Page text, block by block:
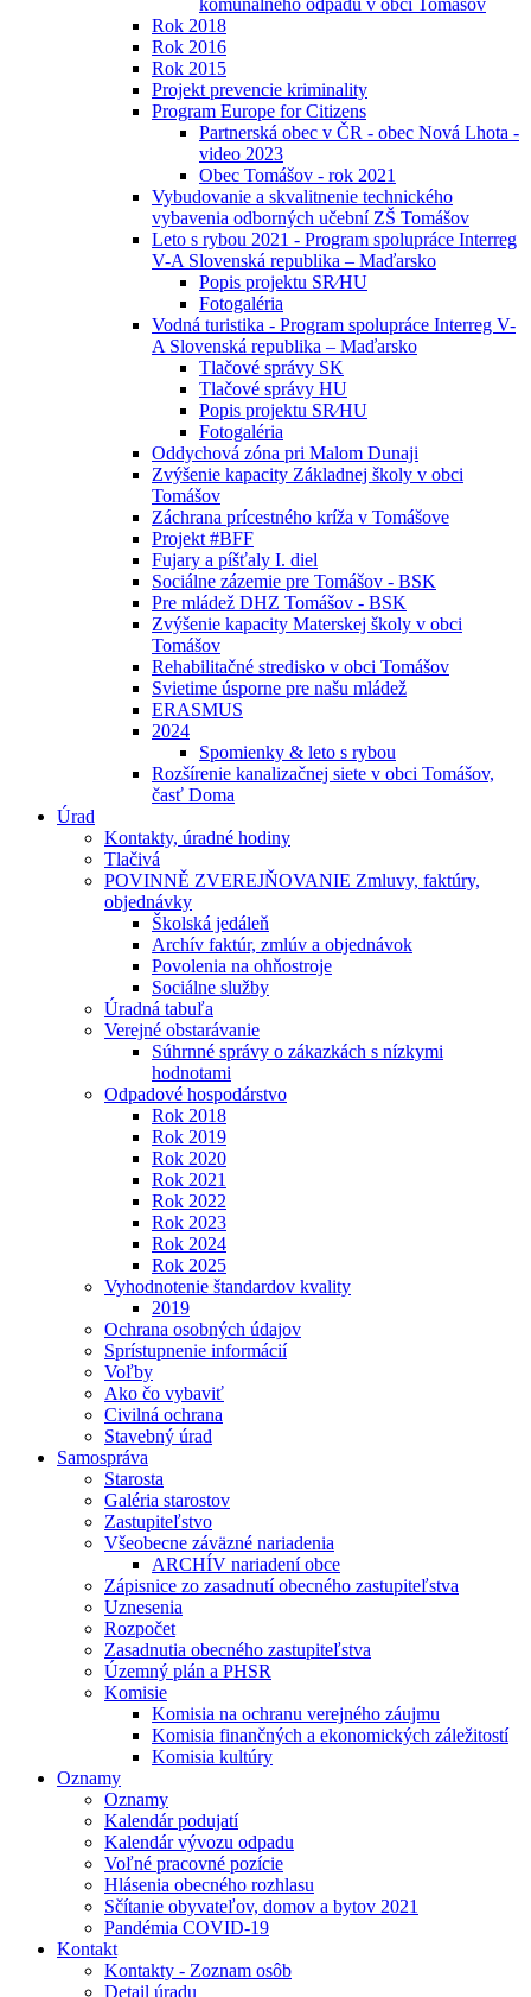
komunálneho odpadu v obci Tomášov
Rok 2018
Rok 2016
Rok 2015
Projekt prevencie kriminality
Program Europe for Citizens
Partnerská obec v ČR - obec Nová Lhota -
video 2023
Obec Tomášov - rok 2021
Vybudovanie a skvalitnenie technického
vybavenia odborných učební ZŠ Tomášov
Leto s rybou 2021 - Program spolupráce Interreg
V-A Slovenská republika – Maďarsko
Popis projektu SR⁄HU
Fotogaléria
Vodná turistika - Program spolupráce Interreg V-
A Slovenská republika – Maďarsko
Tlačové správy SK
Tlačové správy HU
Popis projektu SR⁄HU
Fotogaléria
Oddychová zóna pri Malom Dunaji
Zvýšenie kapacity Základnej školy v obci
Tomášov
Záchrana prícestného kríža v Tomášove
Projekt #BFF
Fujary a píšťaly I. diel
Sociálne zázemie pre Tomášov - BSK
Pre mládež DHZ Tomášov - BSK
Zvýšenie kapacity Materskej školy v obci
Tomášov
Rehabilitačné stredisko v obci Tomášov
Svietime úsporne pre našu mládež
ERASMUS
2024
Spomienky & leto s rybou
Rozšírenie kanalizačnej siete v obci Tomášov,
časť Doma
Úrad
Kontakty, úradné hodiny
Tlačivá
POVINNĚ ZVEREJŇOVANIE Zmluvy, faktúry,
objednávky
Školská jedáleň
Archív faktúr, zmlúv a objednávok
Povolenia na ohňostroje
Sociálne služby
Úradná tabuľa
Verejné obstarávanie
Súhrnné správy o zákazkách s nízkymi
hodnotami
Odpadové hospodárstvo
Rok 2018
Rok 2019
Rok 2020
Rok 2021
Rok 2022
Rok 2023
Rok 2024
Rok 2025
Vyhodnotenie štandardov kvality
2019
Ochrana osobných údajov
Sprístupnenie informácií
Voľby
Ako čo vybaviť
Civilná ochrana
Stavebný úrad
Samospráva
Starosta
Galéria starostov
Zastupiteľstvo
Všeobecne záväzné nariadenia
ARCHÍV nariadení obce
Zápisnice zo zasadnutí obecného zastupiteľstva
Uznesenia
Rozpočet
Zasadnutia obecného zastupiteľstva
Územný plán a PHSR
Komisie
Komisia na ochranu verejného záujmu
Komisia finančných a ekonomických záležitostí
Komisia kultúry
Oznamy
Oznamy
Kalendár podujatí
Kalendár vývozu odpadu
Voľné pracovné pozície
Hlásenia obecného rozhlasu
Sčítanie obyvateľov, domov a bytov 2021
Pandémia COVID-19
Kontakt
Kontakty - Zoznam osôb
Detail úradu